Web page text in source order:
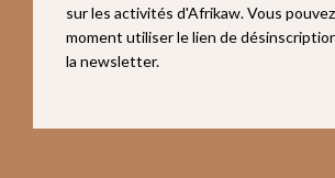
sur les activités d'Afrikaw. Vous
moment utiliser le lien de
la newsletter.